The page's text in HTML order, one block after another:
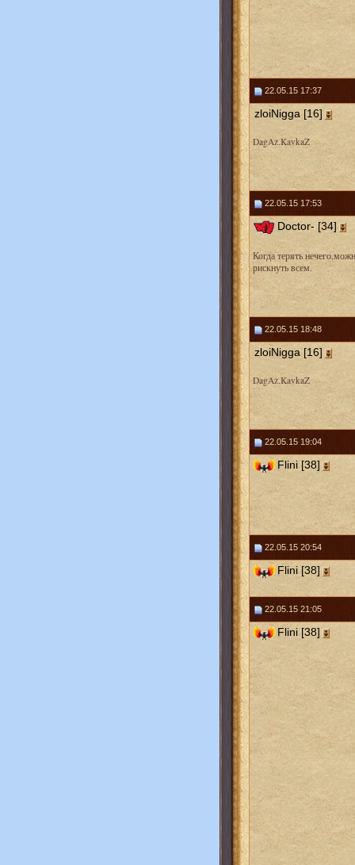
22.05.15 17:37
zloiNigga [16]
DagAz.KavkaZ
22.05.15 17:53
Doctor- [34]
Когда терять
рискнуть всем.
22.05.15 18:48
zloiNigga [16]
DagAz.KavkaZ
22.05.15 19:04
Flini [38]
22.05.15 20:54
Flini [38]
22.05.15 21:05
Flini [38]